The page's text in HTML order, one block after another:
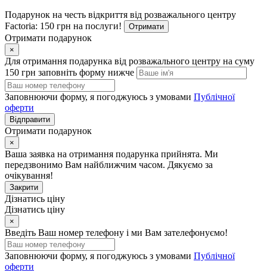
Подарунок на честь відкриття від розважального центру
Factoria: 150 грн на послуги!
Отримати
Отримати подарунок
×
Для отримання подарунка від розважального центру на суму
150 грн заповніть форму нижче
Заповнюючи форму, я погоджуюсь з умовами Публічної
оферти
Відправити
Отримати подарунок
×
Ваша заявка на отримання подарунка прийнята. Ми
передзвонимо Вам найближчим часом. Дякуємо за
очікування!
Закрити
Дізнатись ціну
Дізнатись ціну
×
Введіть Ваш номер телефону і ми Вам зателефонуємо!
Заповнюючи форму, я погоджуюсь з умовами Публічної
оферти